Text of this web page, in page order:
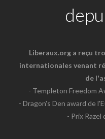
Liberaux.org a reçu
internationales venant
de
- Templeton Freedom
- Dragon's Den award de
- Prix Razel